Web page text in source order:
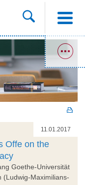
11.01.2017
Offe on the
Goethe-Universität
(Ludwig-Maximilians-